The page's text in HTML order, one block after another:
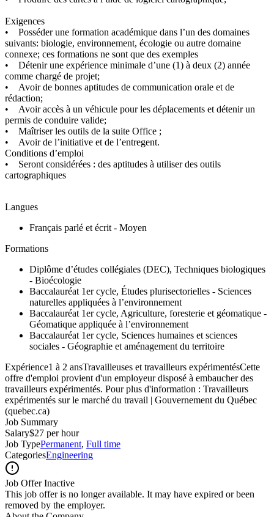
Exigences
• Posséder une formation académique dans l’un des domaines
suivants: biologie, environnement, écologie ou autre domaine
connexe; ces formations ne sont que des exemples
• Détenir une expérience minimale d’une (1) à deux (2) année
comme chargé de projet;
• Avoir de bonnes aptitudes de communication orale et de
rédaction;
• Avoir accès à un véhicule pour les déplacements et détenir un
permis de conduire valide;
• Maîtriser les outils de la suite Office ;
• Avoir de l’initiative et de l’entregent.
Conditions d’emploi
• Seront considérées : des aptitudes à utiliser des outils
cartographiques
Langues
Français parlé et écrit - Moyen
Formations
Diplôme d’études collégiales (DEC), Techniques biologiques
- Bioécologie
Baccalauréat 1er cycle, Études plurisectorielles - Sciences
naturelles appliquées à l’environnement
Baccalauréat 1er cycle, Agriculture, foresterie et géomatique -
Géomatique appliquée à l’environnement
Baccalauréat 1er cycle, Sciences humaines et sciences
sociales - Géographie et aménagement du territoire
Expérience1 à 2 ansTravailleuses et travailleurs expérimentésCette
offre d'emploi provient d'un employeur disposé à embaucher des
travailleurs expérimentés. Pour plus d'information : Travailleurs
expérimentés sur le marché du travail | Gouvernement du Québec
(quebec.ca)
Job Summary
Salary$27 per hour
Job TypePermanent, Full time
CategoriesEngineering
Job Offer Inactive
This job offer is no longer available. It may have expired or been
removed by the employer.